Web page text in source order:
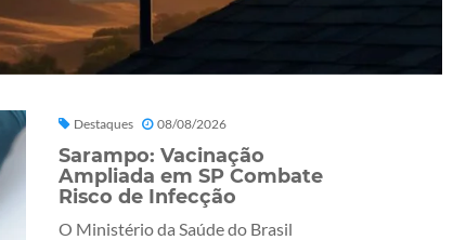
Destaques 08/08/2026
Sarampo: Vacinação
Ampliada em SP Combate
Risco de Infecção
O Ministério da Saúde do Brasil